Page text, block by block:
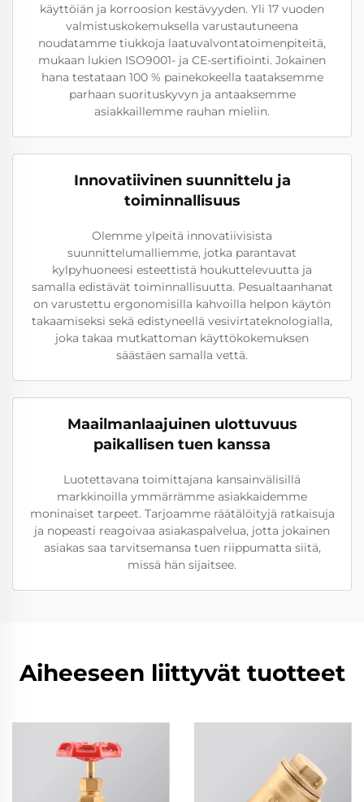
käyttöiän ja korroosion kestävyyden. Yli 17 vuoden
valmistuskokemuksella varustautuneena
noudatamme tiukkoja laatuvalvontatoimenpiteitä,
mukaan lukien ISO9001- ja CE-sertifiointi. Jokainen
hana testataan 100 % painekokeella taataksemme
parhaan suorituskyvyn ja antaaksemme
asiakkaillemme rauhan mieliin.
Innovatiivinen suunnittelu ja
toiminnallisuus
Olemme ylpeitä innovatiivisista
suunnittelumalliemme, jotka parantavat
kylpyhuoneesi esteettistä houkuttelevuutta ja
samalla edistävät toiminnallisuutta. Pesualtaanhanat
on varustettu ergonomisilla kahvoilla helpon käytön
takaamiseksi sekä edistyneellä vesivirtateknologialla,
joka takaa mutkattoman käyttökokemuksen
säästäen samalla vettä.
Maailmanlaajuinen ulottuvuus
paikallisen tuen kanssa
Luotettavana toimittajana kansainvälisillä
markkinoilla ymmärrämme asiakkaidemme
moninaiset tarpeet. Tarjoamme räätälöityjä ratkaisuja
ja nopeasti reagoivaa asiakaspalvelua, jotta jokainen
asiakas saa tarvitsemansa tuen riippumatta siitä,
missä hän sijaitsee.
Aiheeseen liittyvät tuotteet